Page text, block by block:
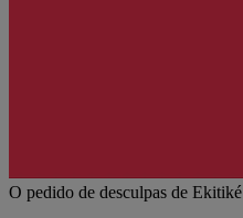
O pedido de desculpas de Ekitiké